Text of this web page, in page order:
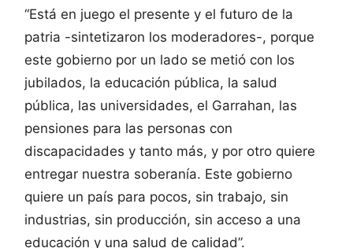
“Está en juego el presente y el futuro de la
patria -sintetizaron los moderadores-, porque
este gobierno por un lado se metió con los
jubilados, la educación pública, la salud
pública, las universidades, el Garrahan, las
pensiones para las personas con
discapacidades y tanto más, y por otro quiere
entregar nuestra soberanía. Este gobierno
quiere un país para pocos, sin trabajo, sin
industrias, sin producción, sin acceso a una
educación y una salud de calidad”.